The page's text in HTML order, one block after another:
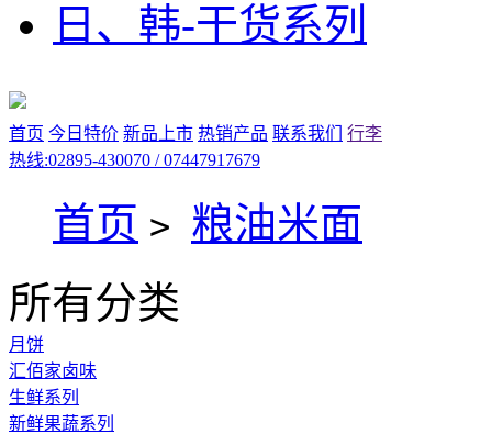
日、韩-干货系列
首页 今日特价 新品上市 热销产品 联系我们
行李
热线:02895-430070 / 07447917679
首页 > 粮油米面
所有分类
月饼
汇佰家卤味
生鲜系列
新鲜果蔬系列